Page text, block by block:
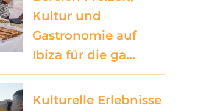
Kultur und
Gastronomie auf
Ibiza für die ga…
Kulturelle Erlebnisse